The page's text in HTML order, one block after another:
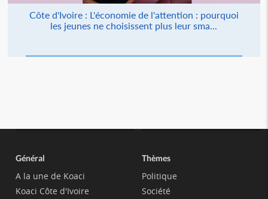
Côte d'Ivoire : L'économie de l'attention : pourquoi
les jeunes ne choisissent plus leur sma...
Général
A la une de Koaci
Koaci Côte d'Ivoire
Thèmes
Politique
Société